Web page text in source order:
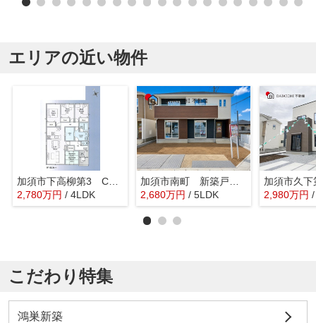
エリアの近い物件
加須市下高柳第3 CRADLE GARDEN 新築戸建 全3棟 3号棟
2,780万円 / 4LDK
加須市南町 新築戸建 全5棟 1号棟
2,680万円 / 5LDK 2,980万円
こだわり特集
鴻巣新築